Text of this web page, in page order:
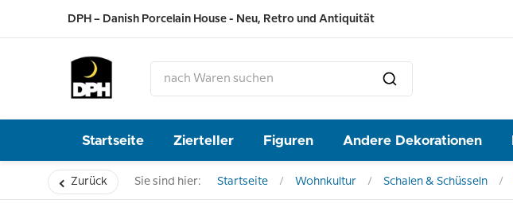
DPH – Danish Porcelain House - Neu, Retro und Antiquität
Startseite Zierteller Figuren Andere Dekorationen
Zurück Sie sind hier: Startseite Wohnkultur Schalen & Schüsseln